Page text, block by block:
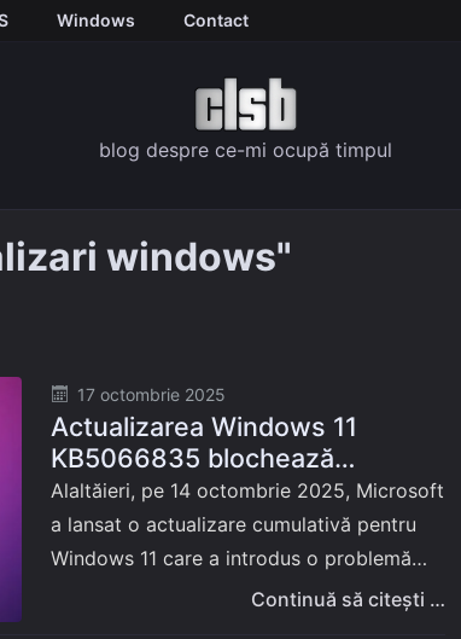
Windows Contact
blog despre ce-mi ocupă timpul
windows"
Posted
on
17 octombrie 2025
Actualizarea Windows 11
KB5066835 blochează
localhost: soluții și metode de
reparare
Alaltăieri, pe 14 octombrie 2025, Microsoft
a lansat o actualizare cumulativă pentru
Windows 11 care a introdus o problemă
neașteptată și frustrantă pentruContinuă să citești …